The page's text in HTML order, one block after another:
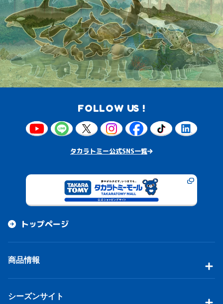
FOLLOW US !
タカラトミー公式SNS一覧
トップページ
商品情報
シーズンサイト